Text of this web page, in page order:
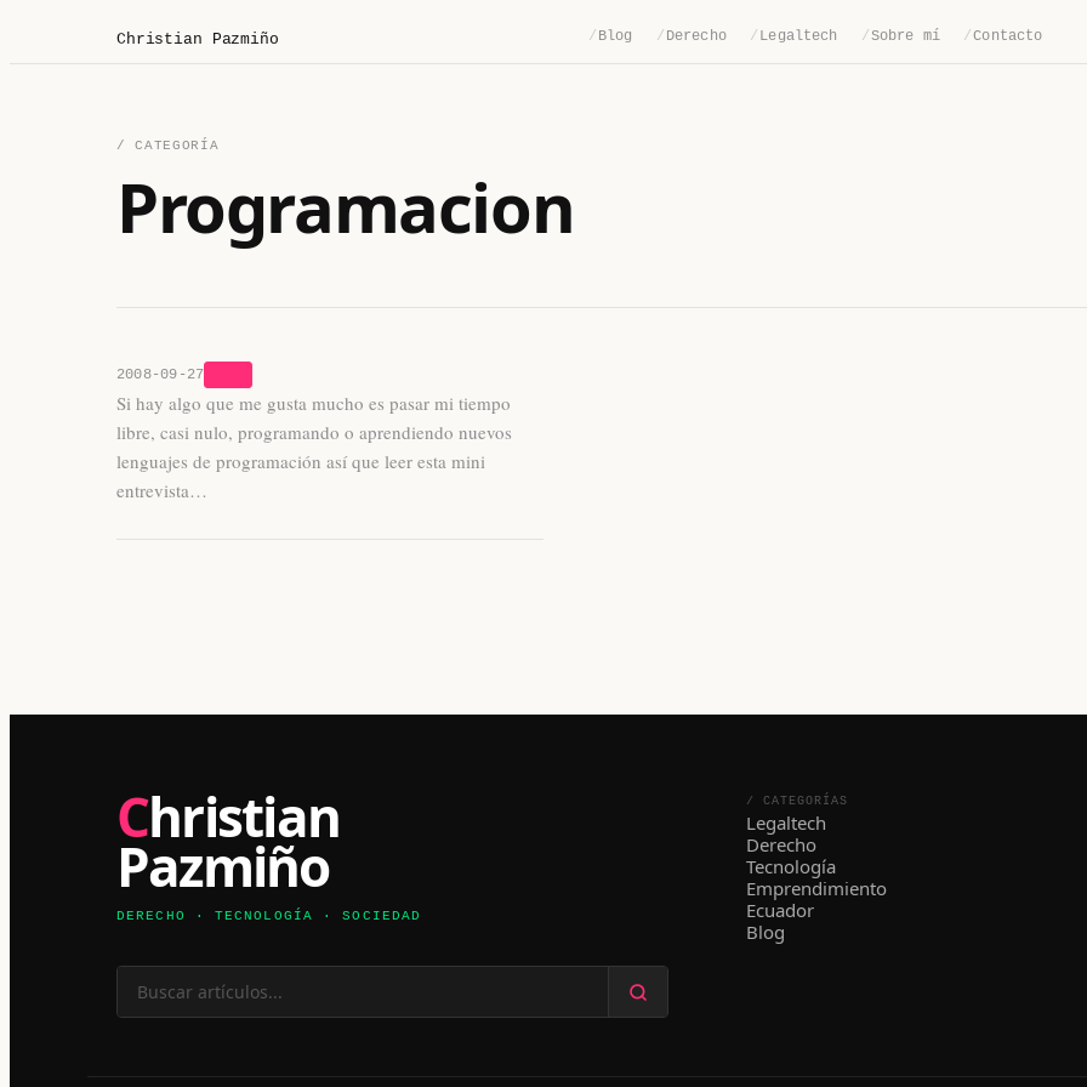
Christian Pazmiño / Blog / Derecho / Legaltech /Sobre mí /Contacto
/ CATEGORÍA
Programacion
2008-09-27
Si hay algo que me gusta mucho es pasar mi tiempo
libre, casi nulo, programando o aprendiendo nuevos
lenguajes de programación así que leer esta mini
entrevista…
Christian
Pazmiño
DERECHO · TECNOLOGÍA · SOCIEDAD
/ CATEGORÍAS
Legaltech
Derecho
Tecnología
Emprendimiento
Ecuador
Blog